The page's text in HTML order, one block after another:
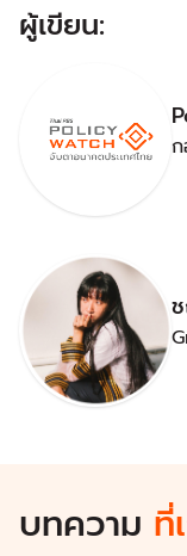
ผู้เขียน:
บทความ ที่